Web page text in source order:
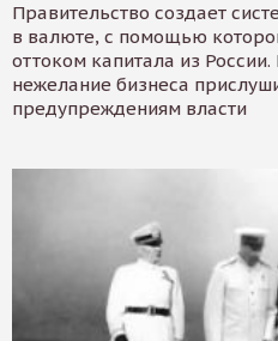
Правительство создает
в валюте, с помощью
оттоком капитала из
нежелание бизнеса
предупреждениям власти